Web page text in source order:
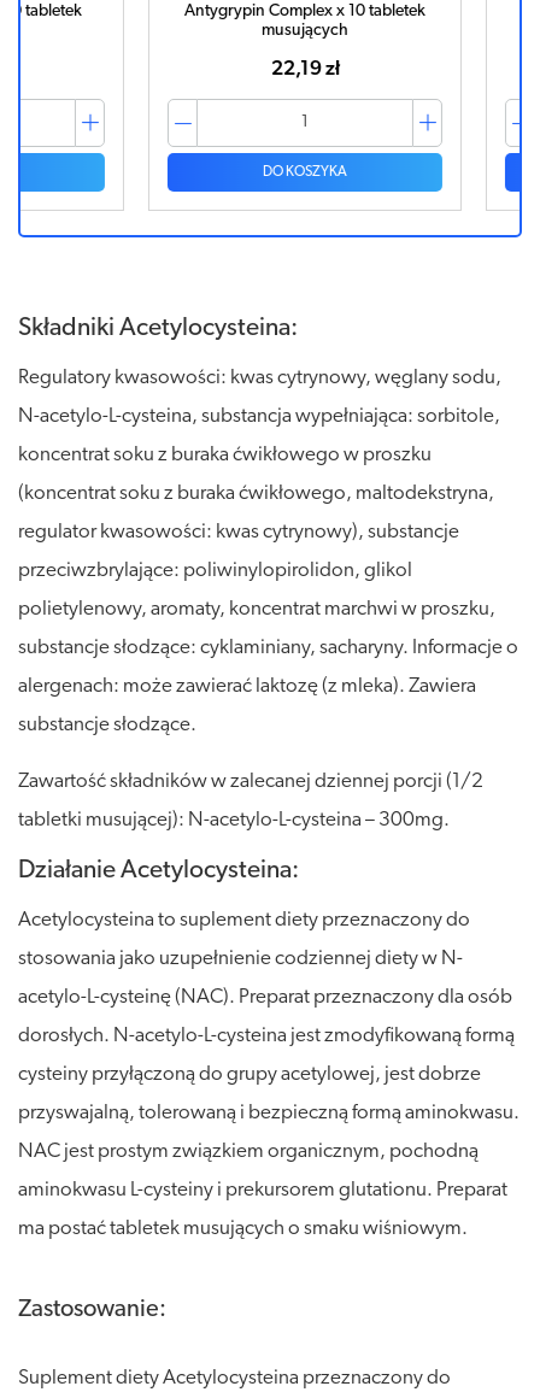
Antygrypin Complex x 10 tabletek
musujących
22,19 zł
DO KOSZYKA
Składniki Acetylocysteina:
Regulatory kwasowości: kwas cytrynowy, węglany sodu,
N-acetylo-L-cysteina, substancja wypełniająca: sorbitole,
koncentrat soku z buraka ćwikłowego w proszku
(koncentrat soku z buraka ćwikłowego, maltodekstryna,
regulator kwasowości: kwas cytrynowy), substancje
przeciwzbrylające: poliwinylopirolidon, glikol
polietylenowy, aromaty, koncentrat marchwi w proszku,
substancje słodzące: cyklaminiany, sacharyny. Informacje o
alergenach: może zawierać laktozę (z mleka). Zawiera
substancje słodzące.
Zawartość składników w zalecanej dziennej porcji (1/2
tabletki musującej): N-acetylo-L-cysteina – 300mg.
Działanie Acetylocysteina:
Acetylocysteina to suplement diety przeznaczony do
stosowania jako uzupełnienie codziennej diety w N-
acetylo-L-cysteinę (NAC). Preparat przeznaczony dla osób
dorosłych. N-acetylo-L-cysteina jest zmodyfikowaną formą
cysteiny przyłączoną do grupy acetylowej, jest dobrze
przyswajalną, tolerowaną i bezpieczną formą aminokwasu.
NAC jest prostym związkiem organicznym, pochodną
aminokwasu L-cysteiny i prekursorem glutationu. Preparat
ma postać tabletek musujących o smaku wiśniowym.
Zastosowanie:
Suplement diety Acetylocysteina przeznaczony do